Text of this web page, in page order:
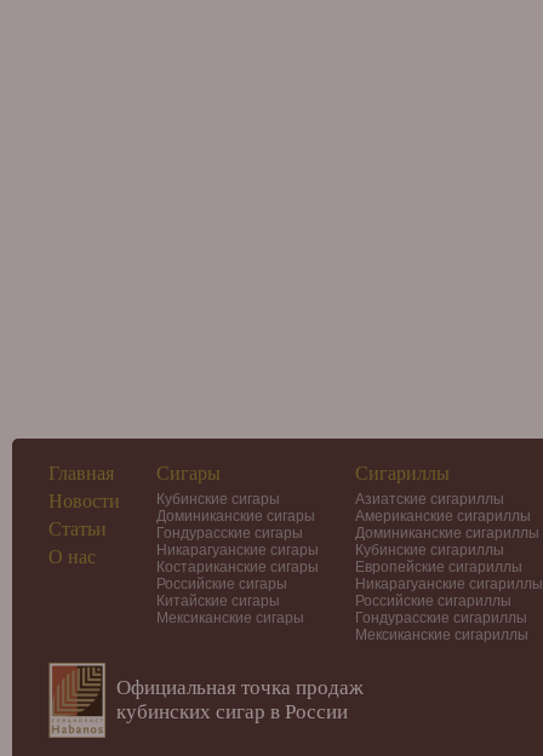
Главная
Новости
Статьи
О нас
Сигары
Кубинские сигары
Доминиканские сигары
Гондурасские сигары
Никарагуанские сигары
Костариканские сигары
Российские сигары
Китайские сигары
Мексиканские сигары
Сигариллы
Азиатские сигариллы
Американские сигариллы
Доминиканские сигариллы
Кубинские сигариллы
Европейские сигариллы
Никарагуанские сигариллы
Российские сигариллы
Гондурасские сигариллы
Мексиканские сигариллы
Официальная точка продаж
кубинских сигар в России